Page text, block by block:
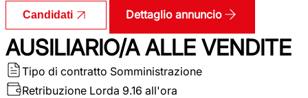
Candidati Dettaglio annuncio
AUSILIARIO/A ALLE VENDITE
Tipo di contratto Somministrazione
Retribuzione Lorda 9.16 all'ora